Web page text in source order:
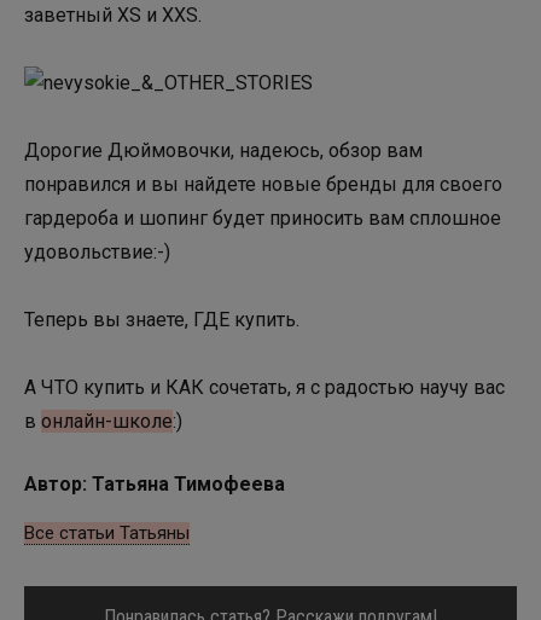
заветный XS и XXS.
Дорогие Дюймовочки, надеюсь, обзор вам
понравился и вы найдете новые бренды для своего
гардероба и шопинг будет приносить вам сплошное
удовольствие:-)
Теперь вы знаете, ГДЕ купить.
А ЧТО купить и КАК сочетать, я с радостью научу вас
в онлайн-школе:)
Автор: Татьяна Тимофеева
Все статьи Татьяны